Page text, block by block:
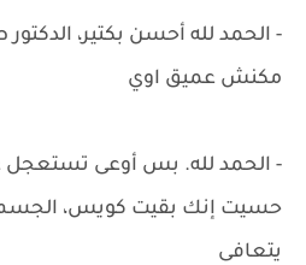
- الحمد لله أحسن بكتير،
مكنش عميق اوي
- الحمد لله. بس أوعى تستعجل
حسيت إنك بقيت كويس، الجسم
يتعافى